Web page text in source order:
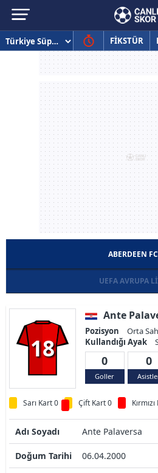
FİKSTÜR
ABERDEEN FC
UEFA AVRUPA
18
Ante
Pozisyon
Orta
Kullandığı Ayak
0
Goller
0
Sarı Kart 0 Çift Kart 0
Adı Soyadı Ante Palaversa
Doğum Tarihi 06.04.2000